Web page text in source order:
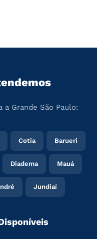
a Grande São Paulo:
Cotia Barueri
Diadema Mauá
Jundiaí